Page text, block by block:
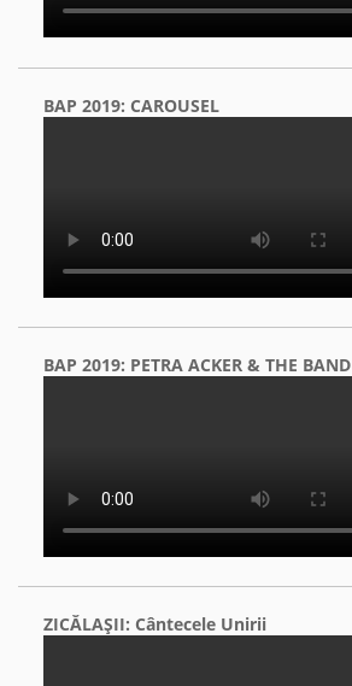
BAP 2019: CAROUSEL
BAP 2019: PETRA ACKER & THE BAND
ZICĂLAŞII: Cântecele Unirii